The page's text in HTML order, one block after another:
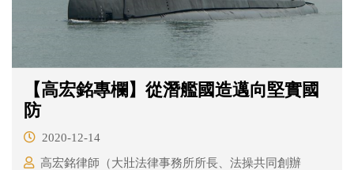
【高宏銘專欄】從潛艦國造邁向堅實國
防
2020-12-14
高宏銘律師（大壯法律事務所所長、法操共同創辦